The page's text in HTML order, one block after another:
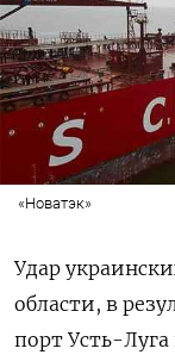
«Новатэк»
Удар
области, в
порт Усть-